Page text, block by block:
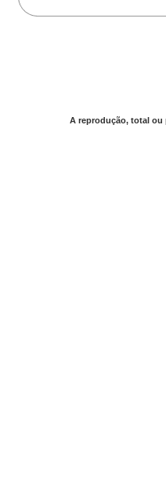
A reprodução, total ou